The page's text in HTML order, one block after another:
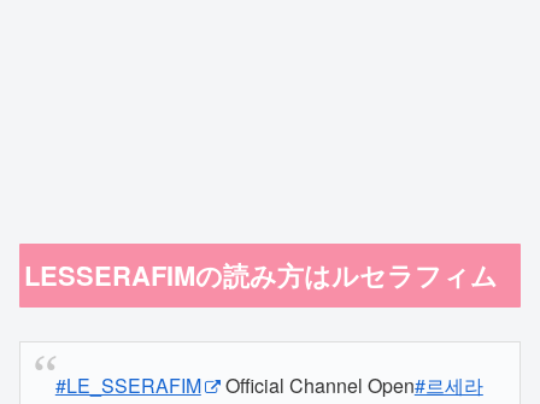
LESSERAFIMの読み方はルセラフィム
#LE_SSERAFIM Official Channel Open#르세라